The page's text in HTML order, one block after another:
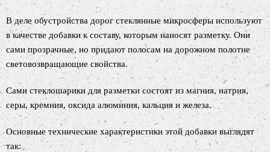
В деле обустройства дорог стеклянные микросферы используют
в качестве добавки к составу, которым наносят разметку. Они
сами прозрачные, но придают полосам на дорожном полотне
световозвращающие свойства.
Сами стеклошарики для разметки состоят из магния, натрия,
серы, кремния, оксида алюминия, кальция и железа.
Основные технические характеристики этой добавки выглядят
так: